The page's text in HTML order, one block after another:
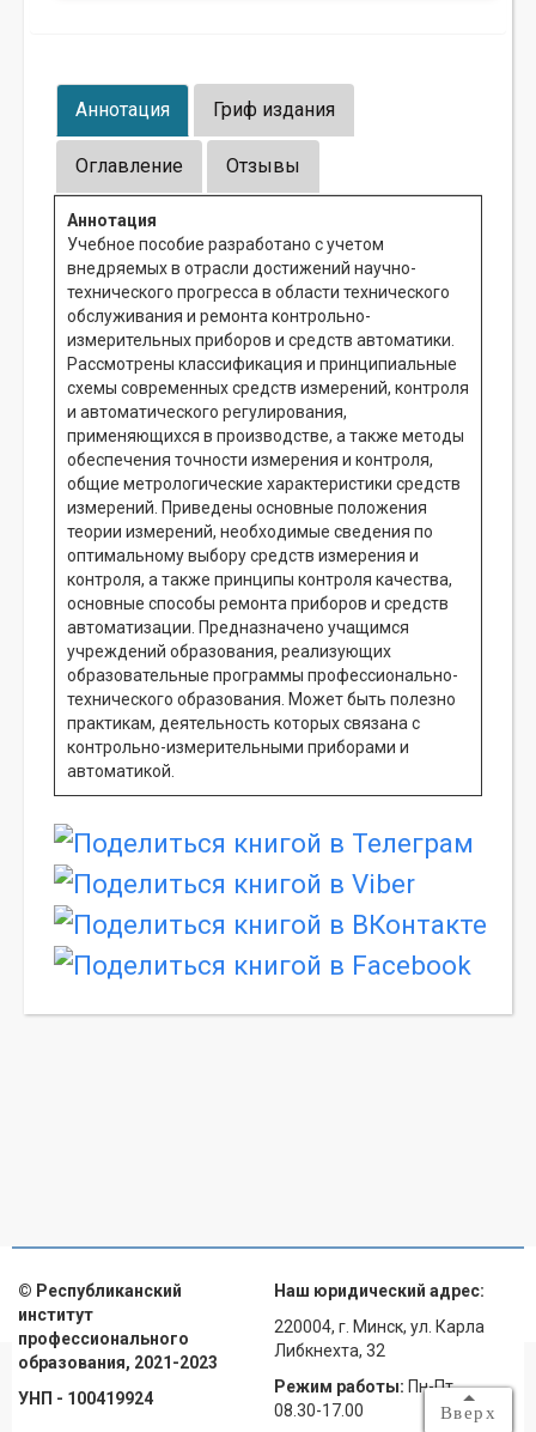
Аннотация Гриф издания
Оглавление Отзывы
Аннотация
Учебное пособие разработано с учетом
внедряемых в отрасли достижений научно-
технического прогресса в области технического
обслуживания и ремонта контрольно-
измерительных приборов и средств автоматики.
Рассмотрены классификация и принципиальные
схемы современных средств измерений, контроля
и автоматического регулирования,
применяющихся в производстве, а также методы
обеспечения точности измерения и контроля,
общие метрологические характеристики средств
измерений. Приведены основные положения
теории измерений, необходимые сведения по
оптимальному выбору средств измерения и
контроля, а также принципы контроля качества,
основные способы ремонта приборов и средств
автоматизации. Предназначено учащимся
учреждений образования, реализующих
образовательные программы профессионально-
технического образования. Может быть полезно
практикам, деятельность которых связана с
контрольно-измерительными приборами и
автоматикой.
Вверх
© Республиканский
институт
профессионального
образования, 2021-2023
УНП - 100419924
Наш юридический адрес:
220004, г. Минск, ул. Карла
Либкнехта, 32
Режим работы: Пн-Пт
08.30-17.00